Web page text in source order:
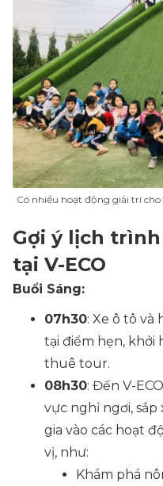
Có nhiều hoạt động giải trí
Gợi ý lịch
tại V-ECO
Buổi Sáng:
07h30: Xe ô tô và
tại điểm hẹn, khởi
thuê tour.
08h30: Đến V-
vực nghỉ ngơi,
gia vào các hoạt
vị, như:
Khám phá